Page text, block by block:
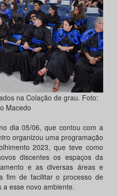
na Colação de grau. Foto:
Macedo
dia 05/06, que contou com a
organizou uma programação
2023, que teve como
discentes os espaços da
e as diversas áreas e
fim de facilitar o processo de
esse novo ambiente.